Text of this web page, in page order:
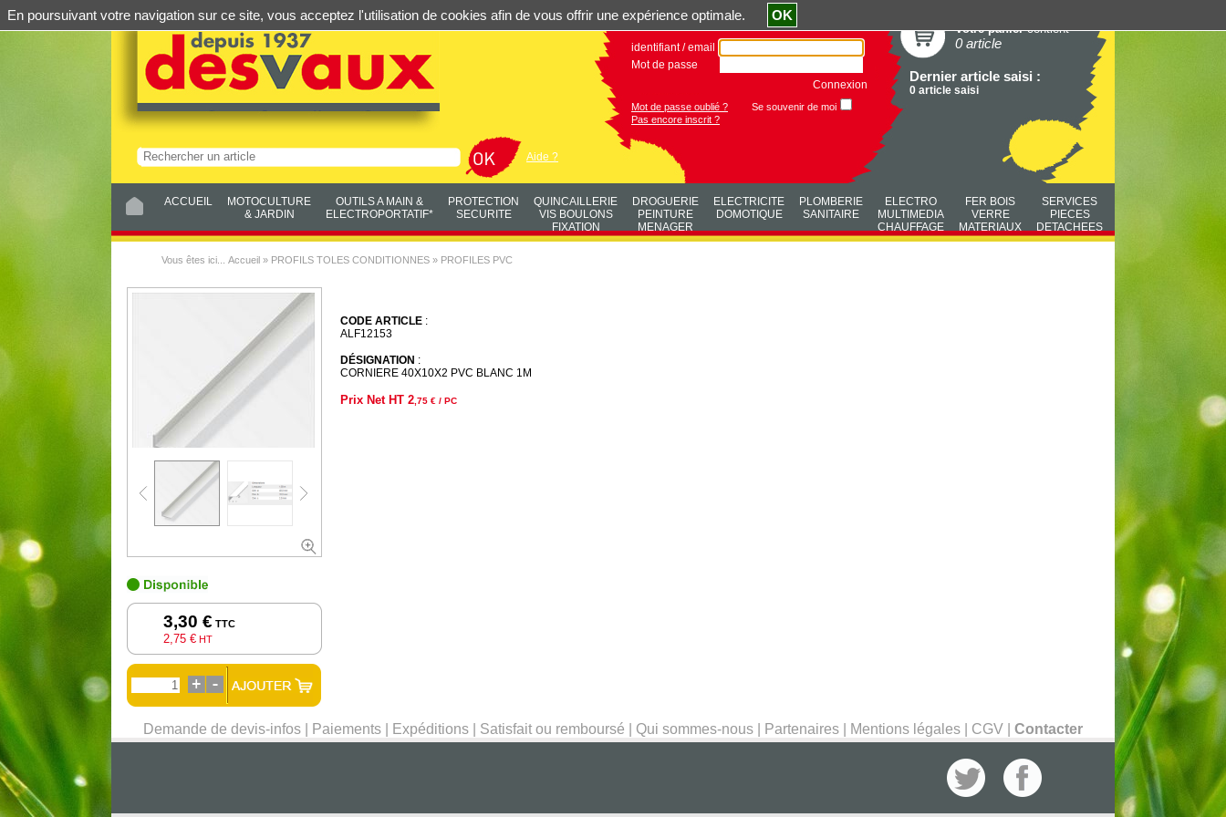
Aide ?
identifiant / email
Mot de passe
Connexion
Mot de passe oublié ?
Se souvenir de moi
Pas encore inscrit ?
Votre paniercontient
0 article
Dernier article saisi :
0 article saisi
ACCUEIL
MOTOCULTURE
& JARDIN
OUTILS A MAIN &
ELECTROPORTATIF*
PROTECTION
SECURITE
QUINCAILLERIE
VIS BOULONS
FIXATION
DROGUERIE
PEINTURE
MENAGER
ELECTRICITE
DOMOTIQUE
PLOMBERIE
SANITAIRE
ELECTRO
MULTIMEDIA
CHAUFFAGE
FER BOIS
VERRE
MATERIAUX
SERVICES
PIECES
DETACHEES
Vous êtes ici... Accueil » PROFILS TOLES CONDITIONNES » PROFILES PVC
3,30 € TTC
2,75 € HT
CODE ARTICLE :
ALF12153
DÉSIGNATION :
CORNIERE 40X10X2 PVC BLANC 1M
Prix Net HT 2 ,75 € / PC
Demande de devis-infos Paiements Expéditions Satisfait ou remboursé Qui sommes-nous Partenaires Mentions légales CGV Contacter
En poursuivant votre navigation sur ce site, vous acceptez l'utilisation de cookies afin de vous offrir une expérience optimale. OK